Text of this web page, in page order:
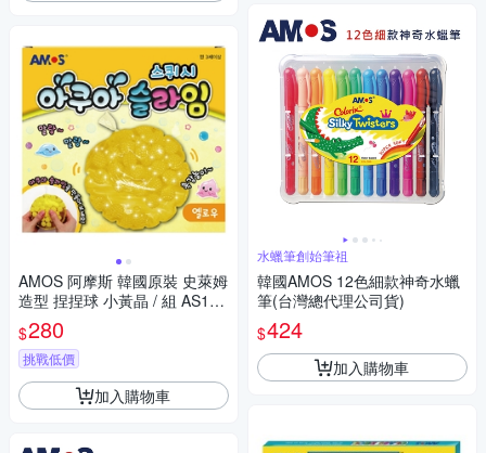
AMOS 阿摩斯 韓國原裝 史萊姆
造型 捏捏球 小黃晶 / 組 AS120
P1-YL
$280
挑戰低價
加入購物車
水蠟筆創始筆祖
韓國AMOS 12色細款神奇水蠟
筆(台灣總代理公司貨)
$424
加入購物車